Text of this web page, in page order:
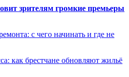
зрителям громкие премьеры
с чего начинать и где не
как брестчане обновляют жильё